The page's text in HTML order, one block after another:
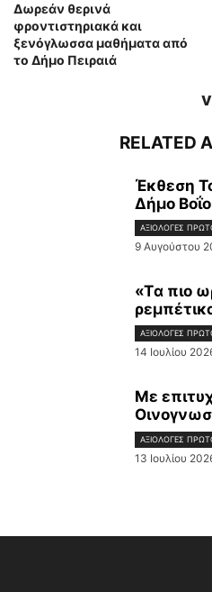
Δωρεάν θερινά
φροντιστηριακά και
ξενόγλωσσα μαθήματα από
το Δήμο Πειραιά
RELATED
Έκθεση
Δήμο
ΑΞΙΌΛΟΓΕΣ
9 Αυγούστου
«Tα πιο
ΑΞΙΌΛΟΓΕΣ
14 Ιουλίου
Με
ΑΞΙΌΛΟΓΕΣ
13 Ιουλίου